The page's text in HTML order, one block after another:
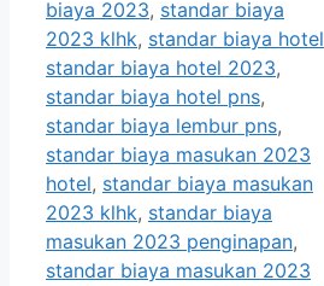
biaya 2023, standar biaya
2023 klhk, standar biaya hotel
standar biaya hotel 2023,
standar biaya hotel pns,
standar biaya lembur pns,
standar biaya masukan 2023
hotel, standar biaya masukan
2023 klhk, standar biaya
masukan 2023 penginapan,
standar biaya masukan 2023